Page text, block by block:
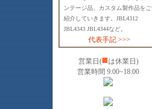
ンテージ品、カスタム製作品をご
紹介していきます。JBL4312
JBL4343 JBL4344など。
代表手記 >>>
営業日(■は休業日)
営業時間 9:00~18:00